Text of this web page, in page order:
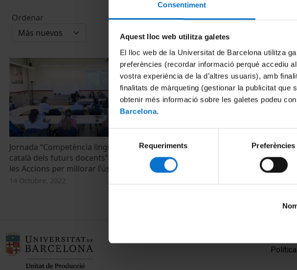
Consentiment
Aquest lloc web utilitza galetes
El lloc web de la Universitat de Barcelona utilitza
preferències (recordar informació perquè accediu
vostra experiència de la d’altres usuaris), amb
finalitats de màrqueting (gestionar la publicitat que
obtenir més informació sobre les galetes podeu
Barcelona.
de
consentiment
Requeriments Preferències
Ordenar
Jornada “Competència lingüística en
català dels futurs docents”. Debat sobre
les Accions per millorar l’ús del català
14 Octubre, 2022
Presentació del llibre 'L'educació,
qüestió d'estat', d'Enric Prats
26 Abril, 2013